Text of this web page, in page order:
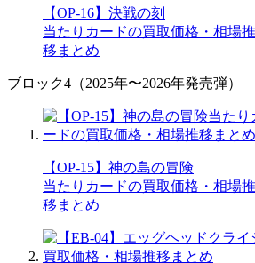
【OP-16】決戦の刻
当たりカードの買取価格・相場推
移まとめ
ブロック4（2025年〜2026年発売弾）
【OP-15】神の島の冒険
当たりカードの買取価格・相場推
移まとめ